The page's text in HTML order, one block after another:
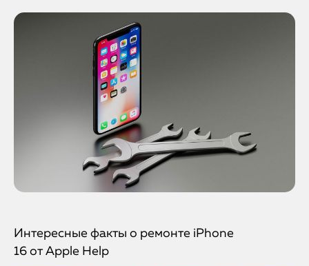
Интересные факты о ремонте iPhone
16 от Apple Help